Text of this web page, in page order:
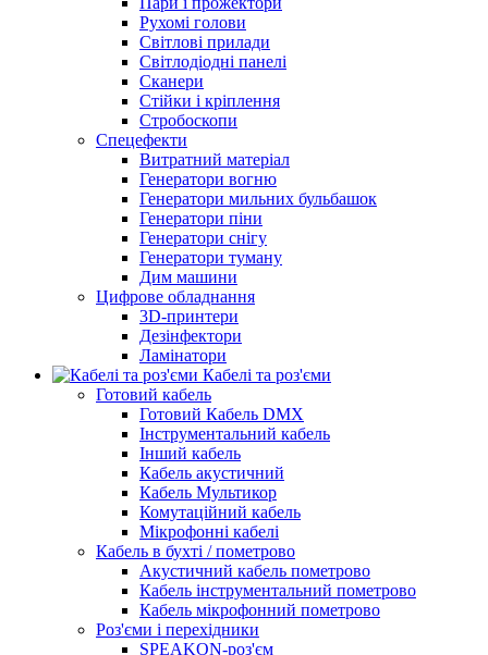
Рухомі голови
Світлові прилади
Світлодіодні панелі
Сканери
Стійки і кріплення
Стробоскопи
Спецефекти
Витратний матеріал
Генератори вогню
Генератори мильних бульбашок
Генератори піни
Генератори снігу
Генератори туману
Дим машини
Цифрове обладнання
3D-принтери
Дезінфектори
Ламінатори
Кабелі та роз'єми
Готовий кабель
Готовий Кабель DMX
Інструментальний кабель
Інший кабель
Кабель акустичний
Кабель Мультикор
Комутаційний кабель
Мікрофонні кабелі
Кабель в бухті / пометрово
Акустичний кабель пометрово
Кабель інструментальний пометрово
Кабель мікрофонний пометрово
Роз'єми і перехідники
SPEAKON-роз'єм